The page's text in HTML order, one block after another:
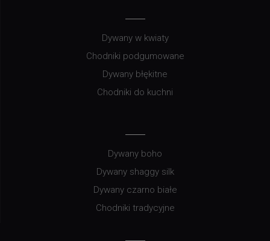
Dywany w kwiaty
Chodniki podgumowane
Dywany błękitne
Chodniki do kuchni
Dywany boho
Dywany shaggy silk
Dywany czarno białe
Chodniki tradycyjne